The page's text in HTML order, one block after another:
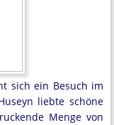
sich ein Besuch im
liebte schöne
Menge von